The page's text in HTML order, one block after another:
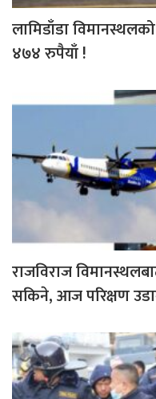
लामिडाँडा
४७४ रुपैयाँ !
राजविराज
सकिने, आज परिक्षण